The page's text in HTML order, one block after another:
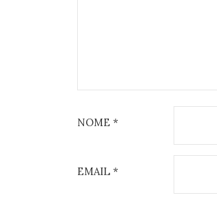
NOME *
EMAIL *